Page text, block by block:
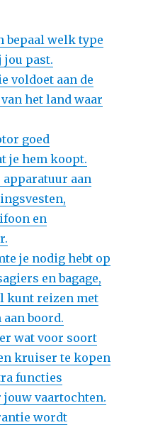
bepaal welk type
jou past.
voldoet aan de
het land waar
goed
je hem koopt.
aan
en
je nodig hebt op
en bagage,
kunt reizen met
boord.
wat voor soort
​​kruiser te kopen
functies
vaartochten.
wordt